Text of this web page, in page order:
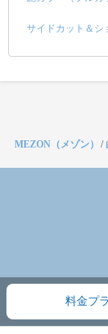
サイドカット＆シ
料金プ
MEZON（メゾン） /